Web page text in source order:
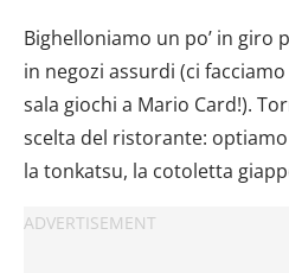
Bighelloniamo un po’ in
in negozi assurdi (ci
sala giochi a Mario Card!).
scelta del ristorante:
la tonkatsu, la cotoletta